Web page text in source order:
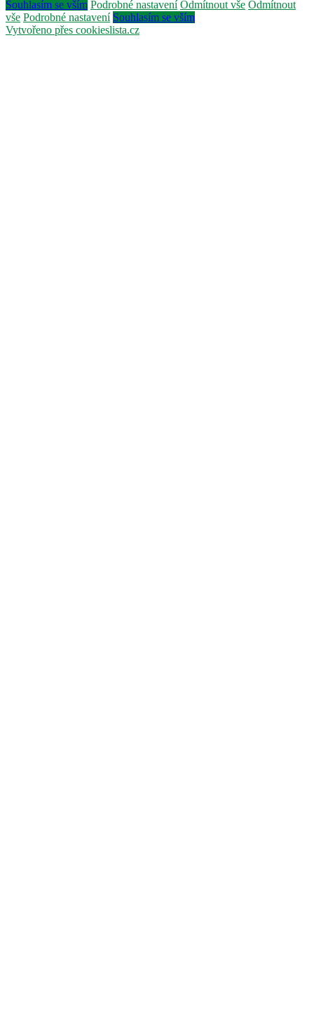
Souhlasím se vším Podrobné nastavení Odmítnout vše Odmítnout
vše Podrobné nastavení Souhlasím se vším
Vytvořeno přes cookieslista.cz